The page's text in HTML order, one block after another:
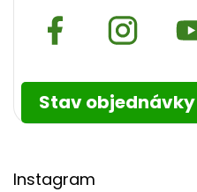
Stav objednávky
Instagram